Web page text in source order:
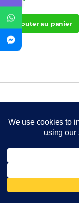
Ajouter au panier